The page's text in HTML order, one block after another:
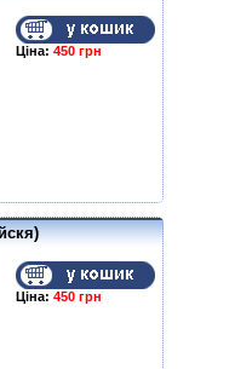
Ціна: 450 грн
Ціна: 450 грн